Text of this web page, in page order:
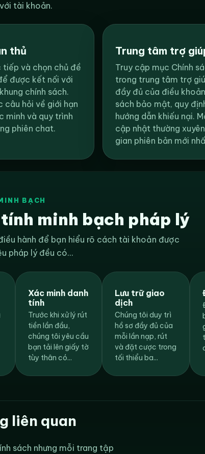
tài khoản.
thủ
và chọn chủ đề
được kết nối với
chính sách.
câu hỏi về giới hạn
minh và quy trình
phiên chat.
Trung tâm trợ
Truy cập mục Chính
trong trung tâm trợ
đầy đủ của điều
sách bảo mật, quy
hướng dẫn khiếu nại.
cập nhật thường
gian phiên bản mới
BẠCH
minh bạch pháp lý
hành để bạn hiểu rõ cách tài khoản được
pháp lý đều có...
Xác minh danh
tính
Trước khi xử lý rút
tiền lần đầu,
chúng tôi yêu cầu
bạn tải lên giấy tờ
tùy thân có...
Lưu trữ giao
dịch
Chúng tôi duy trì
hồ sơ đầy đủ của
mỗi lần nạp, rút
và đặt cược trong
tối thiểu ba...
liên quan
sách nhưng mỗi trang tập